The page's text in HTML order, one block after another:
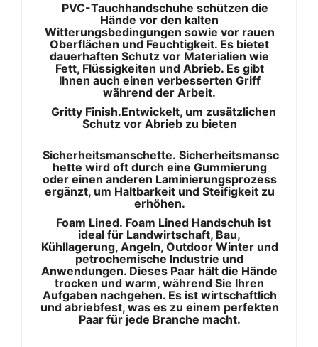
PVC-Tauchhandschuhe schützen die
Hände vor den kalten
Witterungsbedingungen sowie vor rauen
Oberflächen und Feuchtigkeit. Es bietet
dauerhaften Schutz vor Materialien wie
Fett, Flüssigkeiten und Abrieb. Es gibt
Ihnen auch einen verbesserten Griff
während der Arbeit.
Gritty Finish.Entwickelt, um zusätzlichen
Schutz vor Abrieb zu bieten
Sicherheitsmanschette. Sicherheitsmansc
hette wird oft durch eine Gummierung
oder einen anderen Laminierungsprozess
ergänzt, um Haltbarkeit und Steifigkeit zu
erhöhen.
Foam Lined. Foam Lined Handschuh ist
ideal für Landwirtschaft, Bau,
Kühllagerung, Angeln, Outdoor Winter und
petrochemische Industrie und
Anwendungen. Dieses Paar hält die Hände
trocken und warm, während Sie Ihren
Aufgaben nachgehen. Es ist wirtschaftlich
und abriebfest, was es zu einem perfekten
Paar für jede Branche macht.